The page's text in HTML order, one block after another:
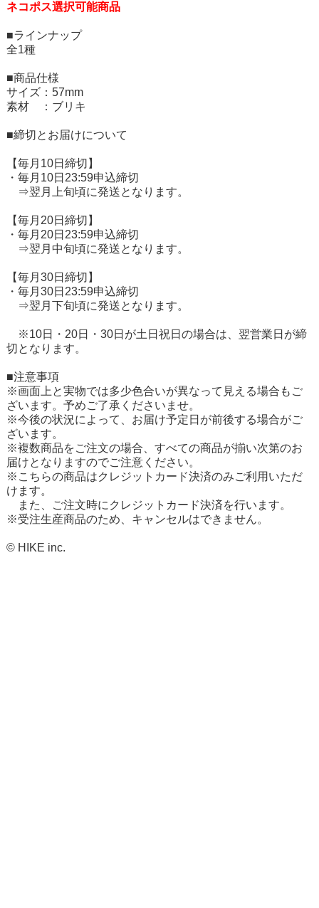
ネコポス選択可能商品
■ラインナップ
全1種
■商品仕様
サイズ：57mm
素材 ：ブリキ
■締切とお届けについて
【毎月10日締切】
・毎月10日23:59申込締切
⇒翌月上旬頃に発送となります。
【毎月20日締切】
・毎月20日23:59申込締切
⇒翌月中旬頃に発送となります。
【毎月30日締切】
・毎月30日23:59申込締切
⇒翌月下旬頃に発送となります。
※10日・20日・30日が土日祝日の場合は、翌営業日が締
切となります。
■注意事項
※画面上と実物では多少色合いが異なって見える場合もご
ざいます。予めご了承くださいませ。
※今後の状況によって、お届け予定日が前後する場合がご
ざいます。
※複数商品をご注文の場合、すべての商品が揃い次第のお
届けとなりますのでご注意ください。
※こちらの商品はクレジットカード決済のみご利用いただ
けます。
また、ご注文時にクレジットカード決済を行います。
※受注生産商品のため、キャンセルはできません。
© HIKE inc.